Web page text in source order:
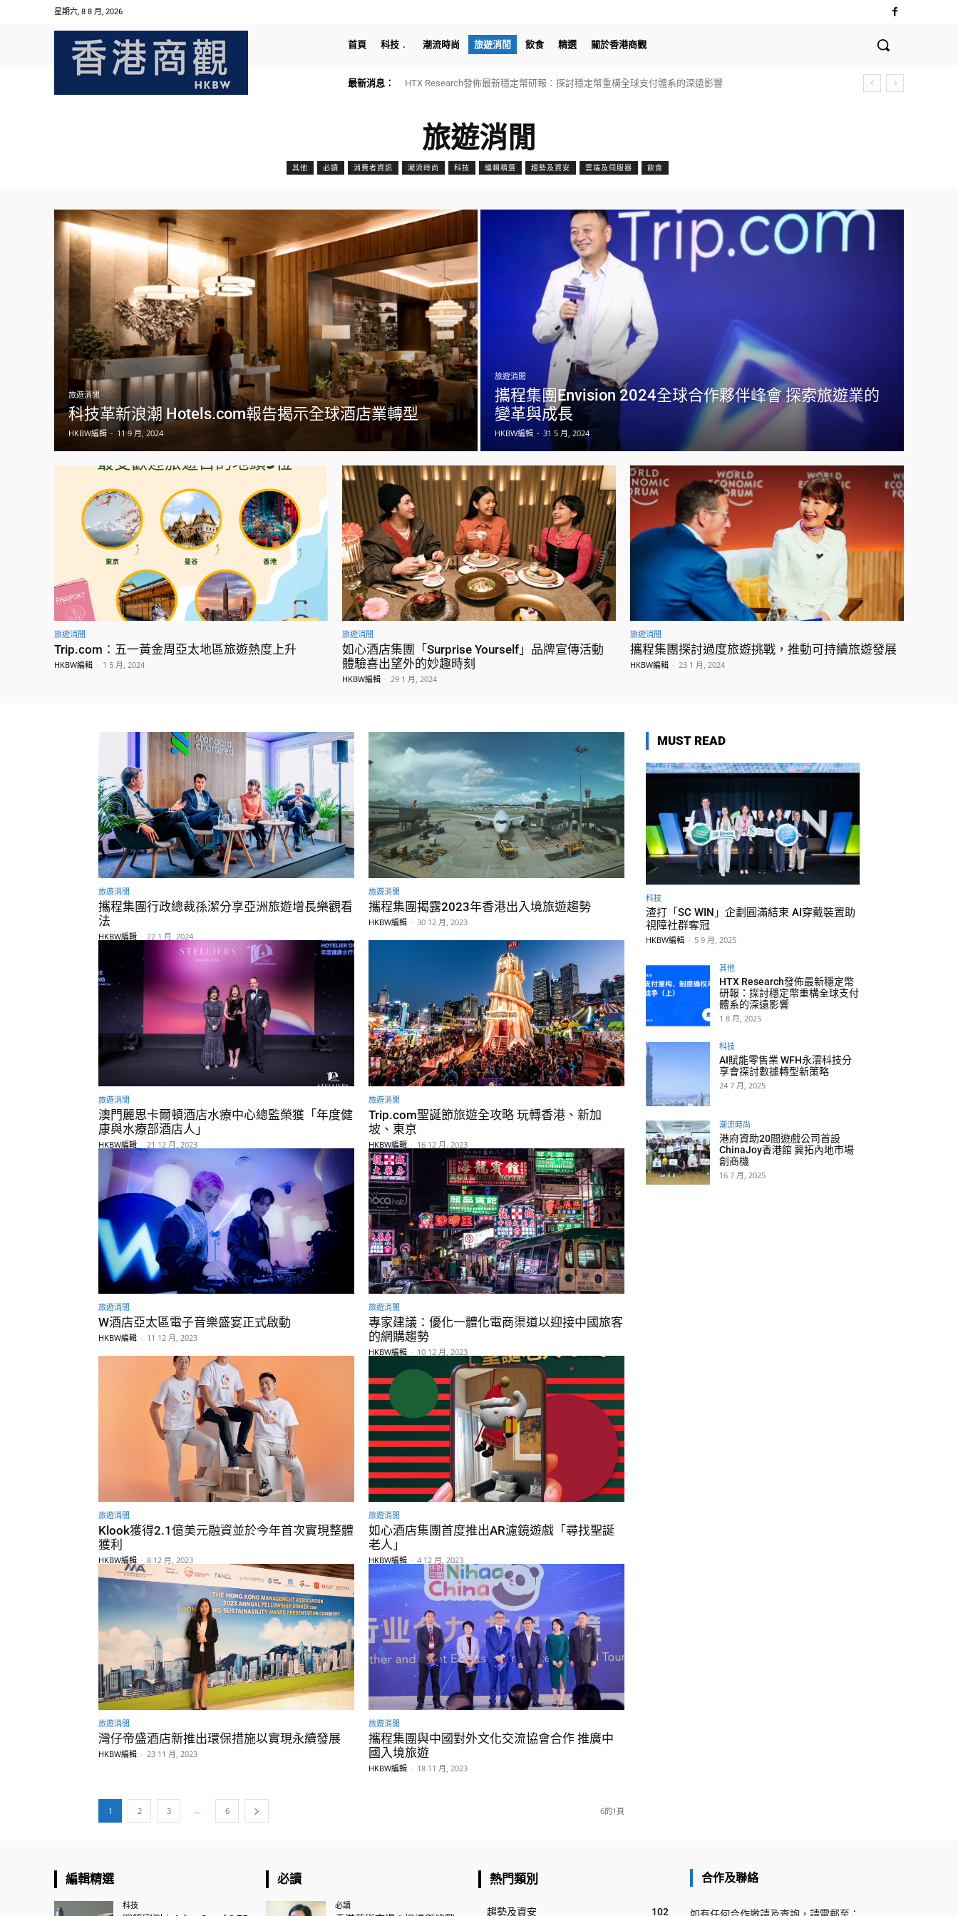
星期六, 8 8 月, 2026
首頁 科技 潮流時尚 旅遊消閒 飲食 精選 關於香港商觀
最新消息： HTX Research發佈最新穩定幣研報：探討穩定幣重構全球支付體系的深遠影響
旅遊消閒
其他 必讀 消費者資訊 潮流時尚 科技 編輯精選 趨勢及資安 雲端及伺服器 飲食
旅遊消閒
科技革新浪潮 Hotels.com報告揭示全球酒店業轉型
HKBW編輯 - 11 9 月, 2024
旅遊消閒
攜程集團Envision 2024全球合作夥伴峰會 探索旅遊業的
變革與成長
HKBW編輯 - 31 5 月, 2024
旅遊消閒
Trip.com：五一黃金周亞太地區旅遊熱度上升
HKBW編輯 - 1 5 月, 2024
旅遊消閒
如心酒店集團「Surprise Yourself」品牌宣傳活動
體驗喜出望外的妙趣時刻
HKBW編輯 - 29 1 月, 2024
旅遊消閒
攜程集團探討過度旅遊挑戰，推動可持續旅遊發展
HKBW編輯 - 23 1 月, 2024
旅遊消閒
攜程集團行政總裁孫潔分享亞洲旅遊增長樂觀看
法
HKBW編輯 - 22 1 月, 2024
旅遊消閒
攜程集團揭露2023年香港出入境旅遊趨勢
HKBW編輯 - 30 12 月, 2023
旅遊消閒
澳門麗思卡爾頓酒店水療中心總監榮獲「年度健
康與水療部酒店人」
HKBW編輯 - 21 12 月, 2023
旅遊消閒
Trip.com聖誕節旅遊全攻略 玩轉香港、新加
坡、東京
HKBW編輯 - 16 12 月, 2023
旅遊消閒
W酒店亞太區電子音樂盛宴正式啟動
HKBW編輯 - 11 12 月, 2023
旅遊消閒
專家建議：優化一體化電商渠道以迎接中國旅客
的網購趨勢
HKBW編輯 - 10 12 月, 2023
旅遊消閒
Klook獲得2.1億美元融資並於今年首次實現整體
獲利
HKBW編輯 - 8 12 月, 2023
旅遊消閒
如心酒店集團首度推出AR濾鏡遊戲「尋找聖誕
老人」
HKBW編輯 - 4 12 月, 2023
旅遊消閒
灣仔帝盛酒店新推出環保措施以實現永續發展
HKBW編輯 - 23 11 月, 2023
旅遊消閒
攜程集團與中國對外文化交流協會合作 推廣中
國入境旅遊
HKBW編輯 - 18 11 月, 2023
1 2 3 ... 6 6的1頁
MUST READ
科技
渣打「SC WIN」企劃圓滿結束 AI穿戴裝置助
視障社群奪冠
HKBW編輯 - 5 9 月, 2025
其他
HTX Research發佈最新穩定幣
研報：探討穩定幣重構全球支付
體系的深遠影響
1 8 月, 2025
科技
AI賦能零售業 WFH永澐科技分
享會探討數據轉型新策略
24 7 月, 2025
潮流時尚
港府資助20間遊戲公司首設
ChinaJoy香港館 冀拓內地市場
創商機
16 7 月, 2025
編輯精選
科技
必讀
必讀
熱門類別
趨勢及資安 102
合作及聯絡
如有任何合作邀請及查詢，請電郵至：